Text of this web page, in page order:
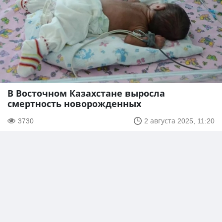
В Восточном Казахстане выросла
смертность новорожденных
3730 2 августа 2025, 11:20